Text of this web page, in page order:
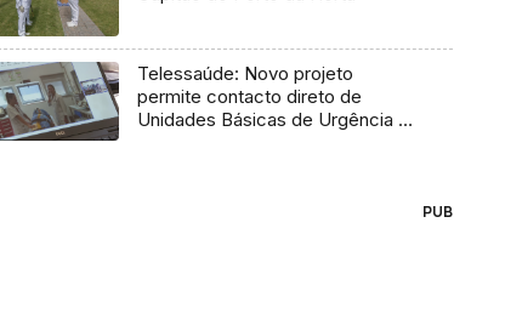
Telessaúde: Novo projeto
permite contacto direto de
Unidades Básicas de Urgência e
PUB